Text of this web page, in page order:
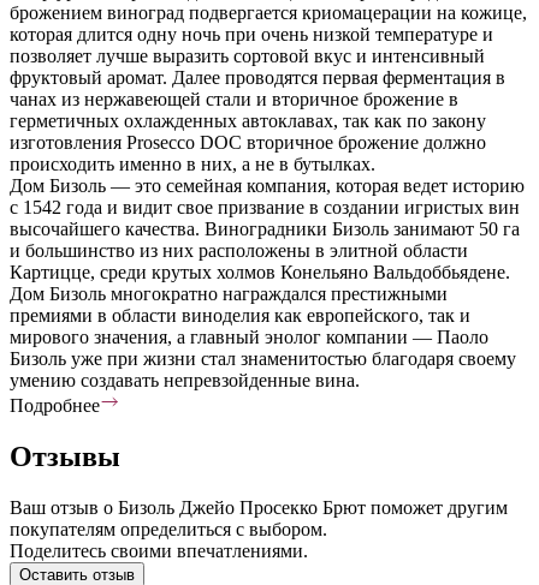
брожением виноград подвергается криомацерации на кожице,
которая длится одну ночь при очень низкой температуре и
позволяет лучше выразить сортовой вкус и интенсивный
фруктовый аромат. Далее проводятся первая ферментация в
чанах из нержавеющей стали и вторичное брожение в
герметичных охлажденных автоклавах, так как по закону
изготовления Prosecco DOC вторичное брожение должно
происходить именно в них, а не в бутылках.
Дом Бизоль — это семейная компания, которая ведет историю
с 1542 года и видит свое призвание в создании игристых вин
высочайшего качества. Виноградники Бизоль занимают 50 га
и большинство из них расположены в элитной области
Картицце, среди крутых холмов Конельяно Вальдоббьядене.
Дом Бизоль многократно награждался престижными
премиями в области виноделия как европейского, так и
мирового значения, а главный энолог компании — Паоло
Бизоль уже при жизни стал знаменитостью благодаря своему
умению создавать непревзойденные вина.
Подробнее
Отзывы
Ваш отзыв о Бизоль Джейо Просекко Брют поможет другим
покупателям определиться с выбором.
Поделитесь своими впечатлениями.
Оставить отзыв